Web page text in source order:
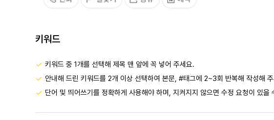
키워드
키워드 중 1개를 선택해 제목 맨 앞에 꼭 넣어 주세요.
안내해 드린 키워드를 2개 이상 선택하여 본문, #태그에 2~3회 반복해 작성해
단어 및 띄어쓰기를 정확하게 사용해야 하며, 지켜지지 않으면 수정 요청이 있을